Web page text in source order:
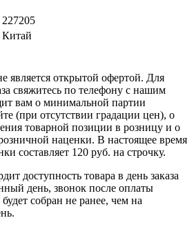
227205
Китай
является открытой офертой. Для
свяжитесь по телефону с нашим
вам о минимальной партии
(при отсутствии градации цен), о
товарной позиции в розницу и о
наценки. В настоящее время
составляет 120 руб. на строчку.
доступность товара в день заказа
день, звонок после оплаты
будет собран не ранее, чем на